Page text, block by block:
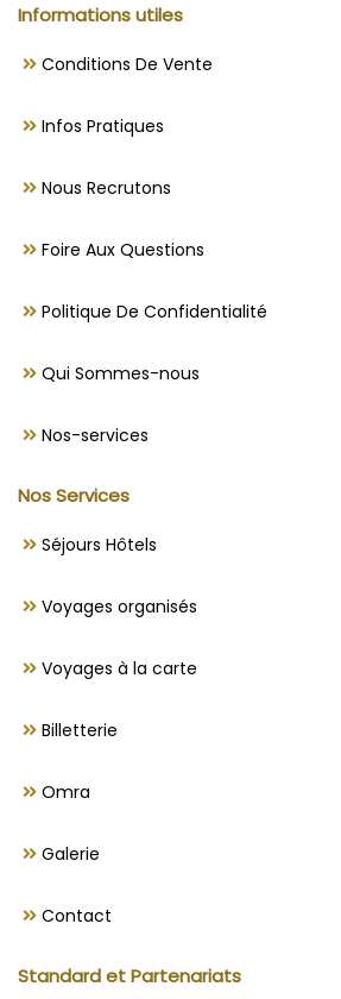
Informations utiles
Conditions De Vente
Infos Pratiques
Nous Recrutons
Foire Aux Questions
Politique De Confidentialité
Qui Sommes-nous
Nos-services
Nos Services
Séjours Hôtels
Voyages organisés
Voyages à la carte
Billetterie
Omra
Galerie
Contact
Standard et Partenariats